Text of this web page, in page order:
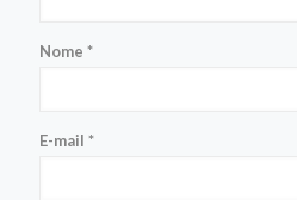
Nome *
E-mail *